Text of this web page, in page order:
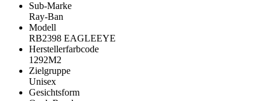
Sub-Marke
Ray-Ban
Modell
RB2398 EAGLEEYE
Herstellerfarbcode
1292M2
Zielgruppe
Unisex
Gesichtsform